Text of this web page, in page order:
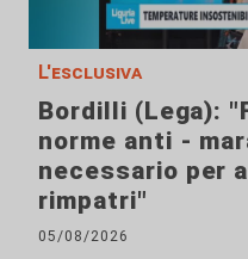
L'esclusiva
Bordilli (Lega):
norme anti -
necessario per
rimpatri"
05/08/2026